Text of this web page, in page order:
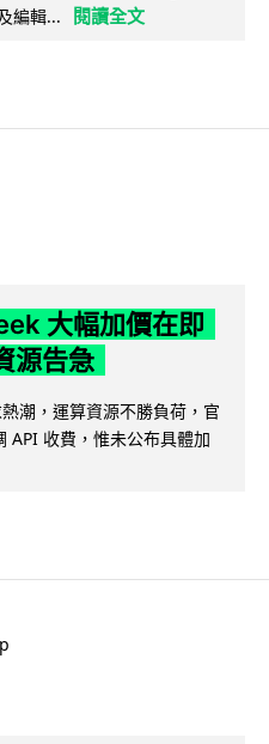
編輯...
閱讀全文
大幅加價在即
源告急
潮，運算資源不勝負荷，官
API 收費，惟未公布具體加